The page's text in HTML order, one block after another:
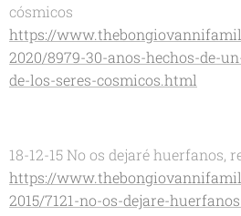
cósmicos
https://
2020/8979-30-anos-hechos-de-
de-los-seres-cosmicos.html
18-12-15 No os dejaré huerfanos,
https://
2015/7121-no-os-dejare-